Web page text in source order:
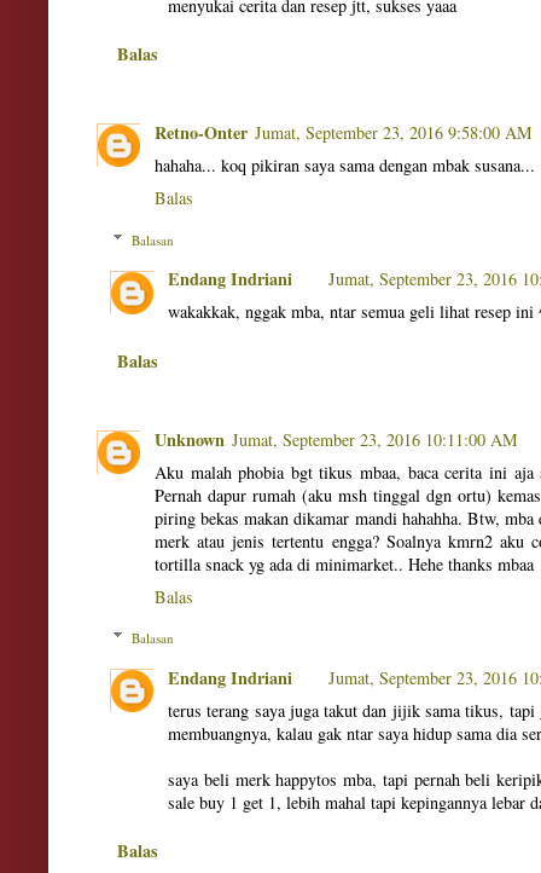
menyukai cerita dan resep jtt, sukses yaaa
Balas
Retno-Onter Jumat, September 23, 2016 9:58:00 AM
hahaha... koq pikiran saya sama dengan mbak susana...
Balas
Balasan
Endang Indriani
Jumat, September 23, 2016
wakakkak, nggak mba, ntar semua geli lihat resep ini
Balas
Unknown Jumat, September 23, 2016 10:11:00 AM
Aku malah phobia bgt tikus mbaa, baca cerita ini
Pernah dapur rumah (aku msh tinggal dgn ortu)
piring bekas makan dikamar mandi hahahha. Btw,
merk atau jenis tertentu engga? Soalnya kmrn2 aku
tortilla snack yg ada di minimarket.. Hehe thanks mbaa
Balas
Balasan
Endang Indriani
Jumat, September 23, 2016
terus terang saya juga takut dan jijik sama tikus,
membuangnya, kalau gak ntar saya hidup sama dia
saya beli merk happytos mba, tapi pernah beli
sale buy 1 get 1, lebih mahal tapi kepingannya lebar
Balas